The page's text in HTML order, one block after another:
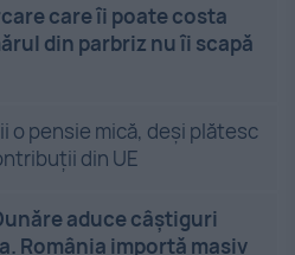
care îi poate costa
din parbriz nu îi scapă
o pensie mică, deși plătesc
din UE
aduce câștiguri
România importă masiv